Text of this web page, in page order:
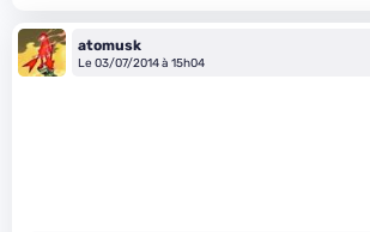
atomusk
Le 03/07/2014 à 15h04